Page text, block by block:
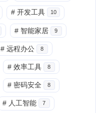
# 开发工具 10
# 智能家居 9
# 远程办公 8
# 效率工具 8
# 密码安全 8
# 人工智能 7